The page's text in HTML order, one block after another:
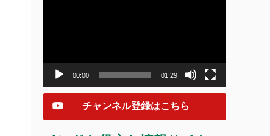
00:00 01:29
チャンネル登録はこちら